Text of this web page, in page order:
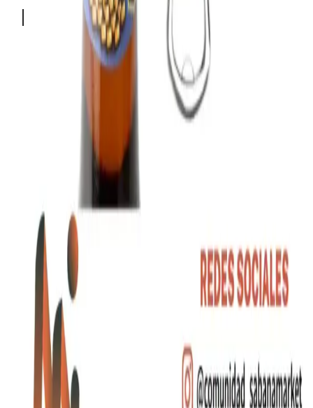
Somos expertos en regalos corporativos y productos
promocionales personalizados. ¡Creamos experiencias
Enlaces Rápidos
Catálogo
Desarrollos
Sobre Nosotros
Cotizar Productos
Contacto
Categorías
Artículos de Escritura
Bebidas
Bolsos y Morrales
Tecnología
Contacto